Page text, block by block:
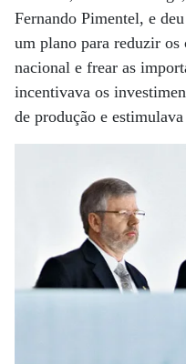
Fernando Pimentel, e
um plano para reduzir os
nacional e frear as
incentivava os
de produção e